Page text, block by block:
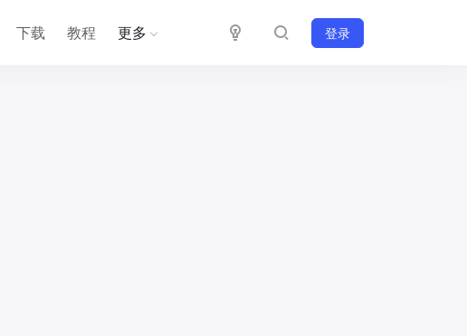
下载 教程 更多 登录